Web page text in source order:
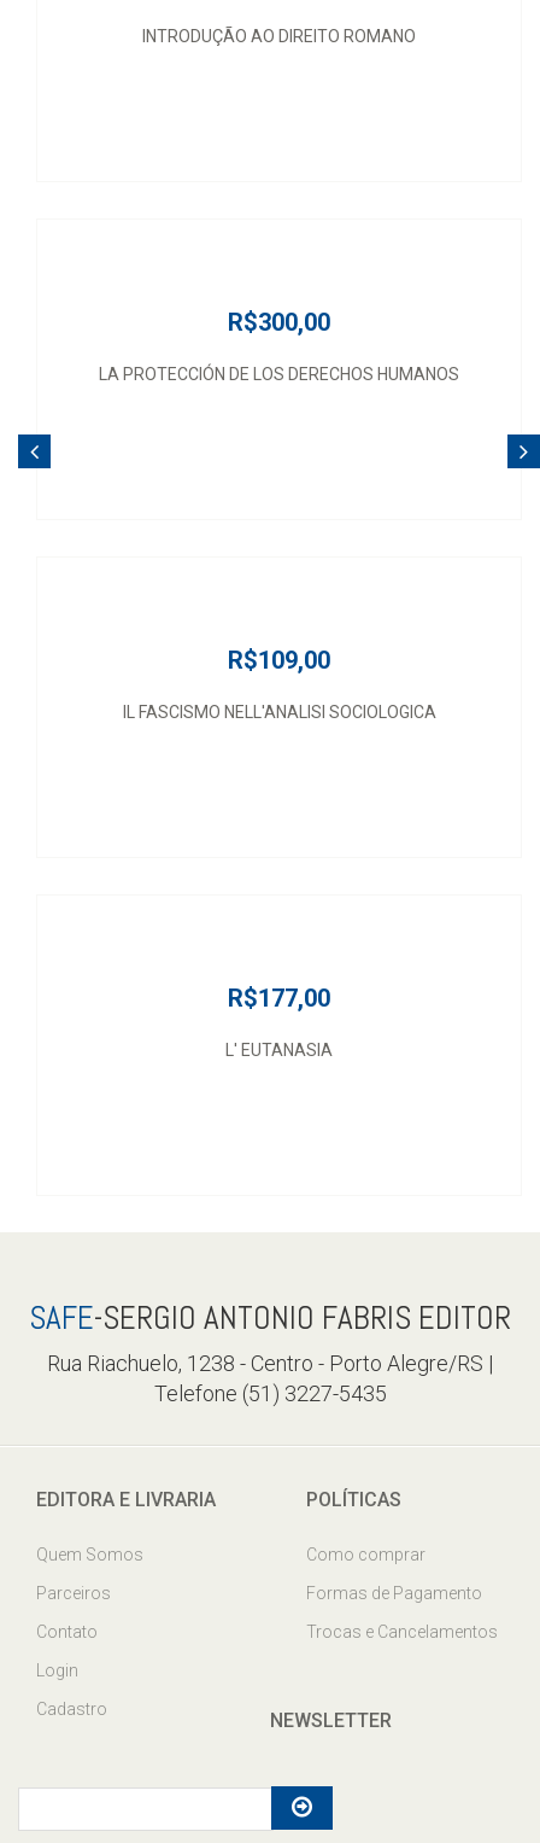
INTRODUÇÃO AO DIREITO ROMANO
R$300,00
LA PROTECCIÓN DE LOS DERECHOS HUMANOS
R$109,00
IL FASCISMO NELL'ANALISI SOCIOLOGICA
R$177,00
L' EUTANASIA
SAFE-SERGIO ANTONIO FABRIS EDITOR
Rua Riachuelo, 1238 - Centro - Porto Alegre/RS |
Telefone (51) 3227-5435
EDITORA E LIVRARIA
Quem Somos
Parceiros
Contato
Login
Cadastro
POLÍTICAS
Como comprar
Formas de Pagamento
Trocas e Cancelamentos
NEWSLETTER